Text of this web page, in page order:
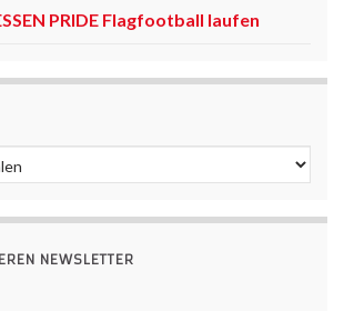
PRIDE Flagfootball laufen
NEWSLETTER